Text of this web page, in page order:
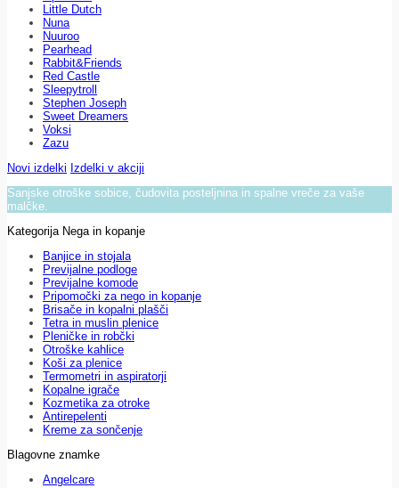
Little Dutch
Nuna
Nuuroo
Pearhead
Rabbit&Friends
Red Castle
Sleepytroll
Stephen Joseph
Sweet Dreamers
Voksi
Zazu
Novi izdelki Izdelki v akciji
Sanjske otroške sobice, čudovita posteljnina in spalne vreče za vaše
malčke.
Kategorija Nega in kopanje
Banjice in stojala
Previjalne podloge
Previjalne komode
Pripomočki za nego in kopanje
Brisače in kopalni plašči
Tetra in muslin plenice
Pleničke in robčki
Otroške kahlice
Koši za plenice
Termometri in aspiratorji
Kopalne igrače
Kozmetika za otroke
Antirepelenti
Kreme za sončenje
Blagovne znamke
Angelcare